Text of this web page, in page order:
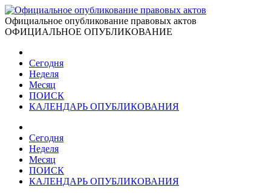
Официальное опубликование правовых актов
ОФИЦИАЛЬНОЕ ОПУБЛИКОВАНИЕ
Сегодня
Неделя
Месяц
ПОИСК
КАЛЕНДАРЬ ОПУБЛИКОВАНИЯ
Сегодня
Неделя
Месяц
ПОИСК
КАЛЕНДАРЬ ОПУБЛИКОВАНИЯ